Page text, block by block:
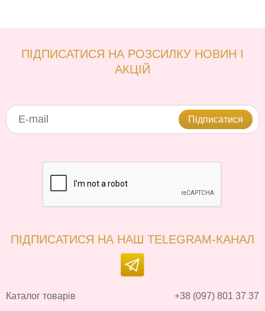
ПІДПИСАТИСЯ НА РОЗСИЛКУ НОВИН І
АКЦІЙ
Підписатися
ПІДПИСАТИСЯ НА НАШ TELEGRAM-КАНАЛ
Каталог товарів +38 (097) 801 37 37